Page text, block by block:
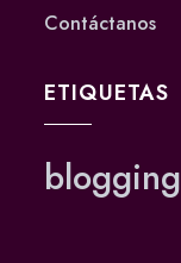
Contáctanos
ETIQUETAS
blogging